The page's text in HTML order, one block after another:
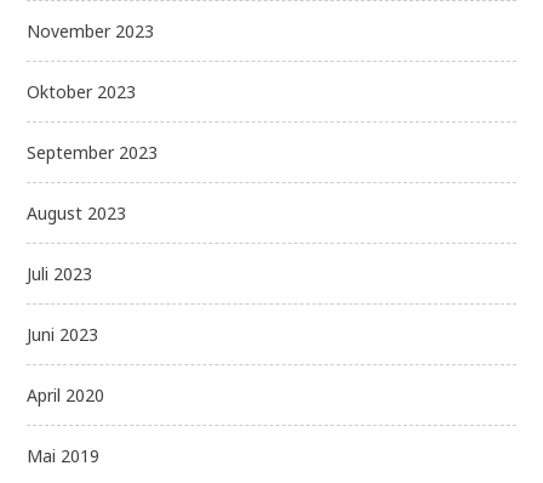
November 2023
Oktober 2023
September 2023
August 2023
Juli 2023
Juni 2023
April 2020
Mai 2019